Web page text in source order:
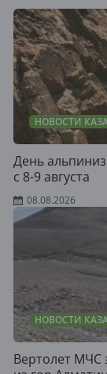
НОВОСТИ
День
с 8-9 августа
08.08.2026
НОВОСТИ
Вертолет МЧС